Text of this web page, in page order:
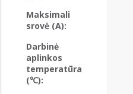
Maksimali
srovė (A):
Darbinė
aplinkos
temperatūra
(℃):